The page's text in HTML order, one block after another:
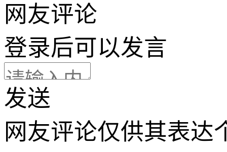
网友评论
登录后可以发言
发送
网友评论仅供其表达